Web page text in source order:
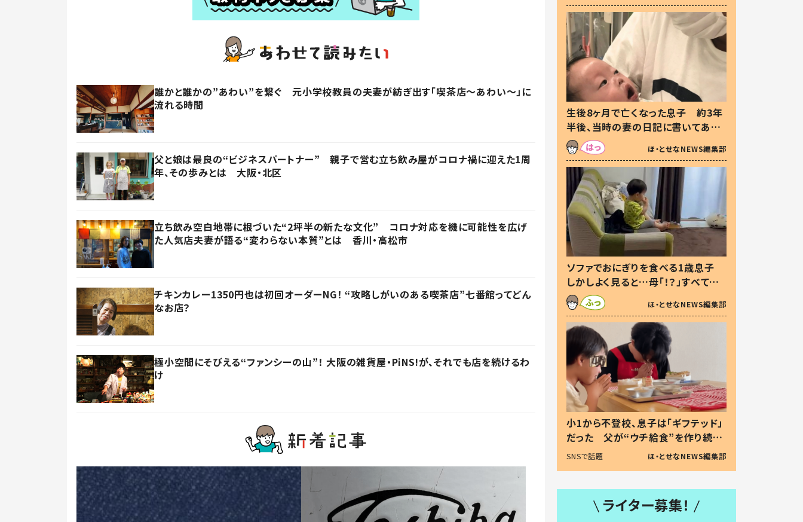
誰かと誰かの”あわい”を繋ぐ 元小学校教員の夫妻が紡ぎ出す「喫茶店～あわい～」に
流れる時間
父と娘は最良の“ビジネスパートナー” 親子で営む立ち飲み屋がコロナ禍に迎えた1周
年、その歩みとは 大阪・北区
立ち飲み空白地帯に根づいた“2坪半の新たな文化” コロナ対応を機に可能性を広げ
た人気店夫妻が語る“変わらない本質”とは 香川・高松市
チキンカレー1350円也は初回オーダーNG！ “攻略しがいのある喫茶店”七番館ってどん
なお店？
極小空間にそびえる“ファンシーの山”！ 大阪の雑貨屋・PiNS!が、それでも店を続けるわ
け
生後8ヶ月で亡くなった息子 約3年
半後、当時の妻の日記に書いてあっ
た本音とは
ほ・とせなNEWS編集部
ソファでおにぎりを食べる1歳息子
しかしよく見ると…母「！？」すべてを
察した母の投稿に「可愛いから許
す！」「現行犯〜」
ほ・とせなNEWS編集部
小1から不登校、息子は「ギフテッド」
だった 父が“ウチ給食”を作り続け
る理由とは #令和の親 #令和の子
SNSで話題 ほ・とせなNEWS編集部
ライター募集！